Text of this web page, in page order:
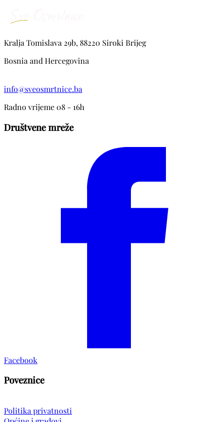
Kralja Tomislava 29b, 88220 Siroki Brijeg
Bosnia and Hercegovina
info@sveosmrtnice.ba
Radno vrijeme 08 - 16h
Društvene mreže
Facebook
Poveznice
Politika privatnosti